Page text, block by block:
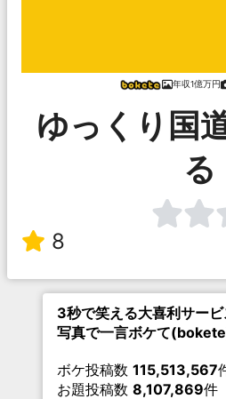
年収1億万円
ゆっくり国
る
8
3秒で笑える大喜利サービ
写真で一言ボケて
ボケ投稿数 115,513,567
お題投稿数 8,107,869件